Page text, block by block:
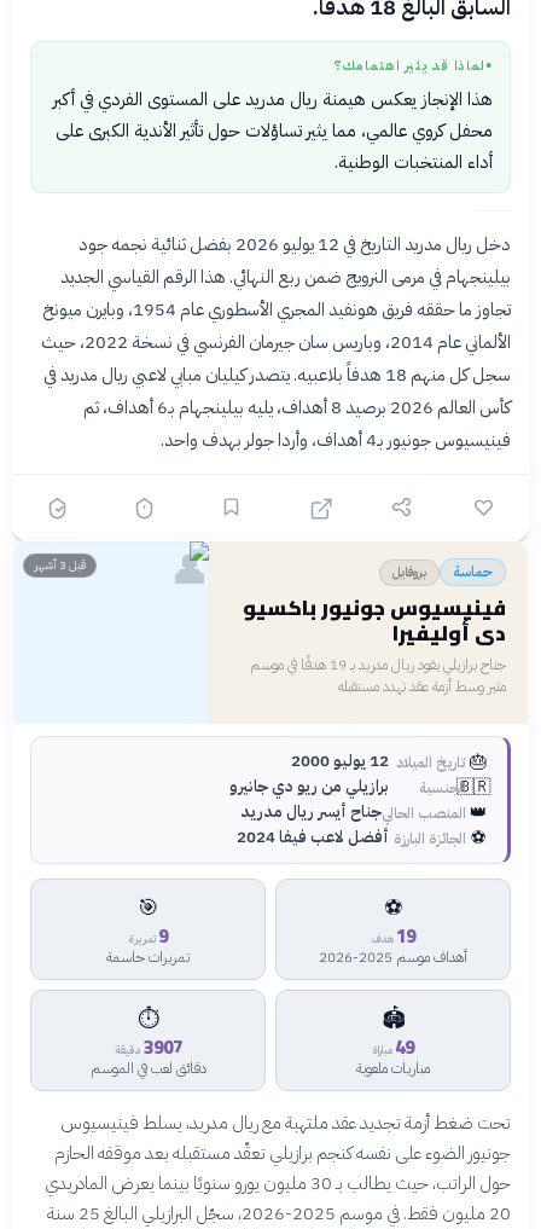
السابق البالغ 18 هدفاً.
● لماذا قد يثير اهتمامك؟
هذا الإنجاز يعكس هيمنة ريال مدريد على المستوى الفردي في أكبر
محفل كروي عالمي، مما يثير تساؤلات حول تأثير الأندية الكبرى على
أداء المنتخبات الوطنية.
دخل ريال مدريد التاريخ في 12 يوليو 2026 بفضل ثنائية نجمه جود
بيلينجهام في مرمى النرويج ضمن ربع النهائي. هذا الرقم القياسي الجديد
تجاوز ما حققه فريق هونفيد المجري الأسطوري عام 1954، وبايرن ميونخ
الألماني عام 2014، وباريس سان جيرمان الفرنسي في نسخة 2022، حيث
سجل كل منهم 18 هدفاً بلاعبيه. يتصدر كيليان مبابي لاعبي ريال مدريد في
كأس العالم 2026 برصيد 8 أهداف، يليه بيلينجهام بـ6 أهداف، ثم
فينيسيوس جونيور بـ4 أهداف، وأردا جولر بهدف واحد.
حماسة بروفايل
فينيسيوس جونيور باكسيو
دي أوليفيرا
جناح برازيلي يقود ريال مدريد بـ 19 هدفًا في موسم
مثير وسط أزمة عقد تهدد مستقبله
قبل 3 أشهر 👤
🎂تاريخ الميلاد 12 يوليو 2000
🇧🇷الجنسية برازيلي من ريو دي جانيرو
👑 المنصب الحاليجناح أيسر ريال مدريد
⚽ الجائزة البارزة أفضل لاعب فيفا 2024
⚽
19 هدف
أهداف موسم 2025-2026
🎯
9 تمريرة
تمريرات حاسمة
🏟
49 مباراة
مباريات ملعوبة
⏱
3907 دقيقة
دقائق لعب في الموسم
تحت ضغط أزمة تجديد عقد ملتهبة مع ريال مدريد، يسلط فينيسيوس
جونيور الضوء على نفسه كنجم برازيلي تعقّد مستقبله بعد موقفه الحازم
حول الراتب، حيث يطالب بـ 30 مليون يورو سنويًا بينما يعرض المادريدي
20 مليون فقط. في موسم 2025-2026، سجّل البرازيلي البالغ 25 سنة